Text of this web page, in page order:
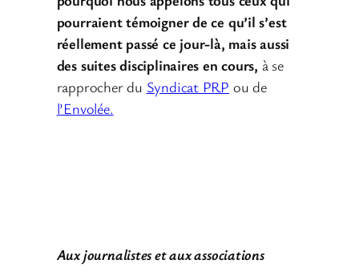
pourraient témoigner de ce qu’il s’est
réellement passé ce jour-là, mais aussi
des suites disciplinaires en cours, à se
rapprocher du Syndicat PRP ou de
l’Envolée.
Aux journalistes et aux associations